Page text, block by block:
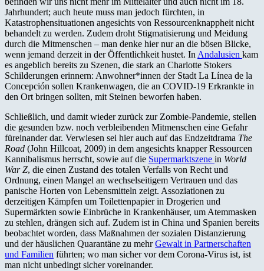
Jahrhundert; auch heute muss man jedoch fürchten, in
Katastrophensituationen angesichts von Ressourcenknappheit nicht
behandelt zu werden. Zudem droht Stigmatisierung und Meidung
durch die Mitmenschen – man denke hier nur an die bösen Blicke,
wenn jemand derzeit in der Öffentlichkeit hustet. In Andalusien kam
es angeblich bereits zu Szenen, die stark an Charlotte Stokers
Schilderungen erinnern: Anwohner*innen der Stadt La Línea de la
Concepción sollen Krankenwagen, die an COVID-19 Erkrankte in
den Ort bringen sollten, mit Steinen beworfen haben.
Schließlich, und damit wieder zurück zur Zombie-Pandemie, stellen
die gesunden bzw. noch verbleibenden Mitmenschen eine Gefahr
füreinander dar. Verwiesen sei hier auch auf das Endzeitdrama The
Road (John Hillcoat, 2009) in dem angesichts knapper Ressourcen
Kannibalismus herrscht, sowie auf die Supermarktszene in World
War Z, die einen Zustand des totalen Verfalls von Recht und
Ordnung, einen Mangel an wechselseitigem Vertrauen und das
panische Horten von Lebensmitteln zeigt. Assoziationen zu
derzeitigen Kämpfen um Toilettenpapier in Drogerien und
Supermärkten sowie Einbrüche in Krankenhäuser, um Atemmasken
zu stehlen, drängen sich auf. Zudem ist in China und Spanien bereits
beobachtet worden, dass Maßnahmen der sozialen Distanzierung
und der häuslichen Quarantäne zu mehrGewalt in Partnerschaften
und Familien führten; wo man sicher vor dem Corona-Virus ist, ist
man nicht unbedingt sicher voreinander.